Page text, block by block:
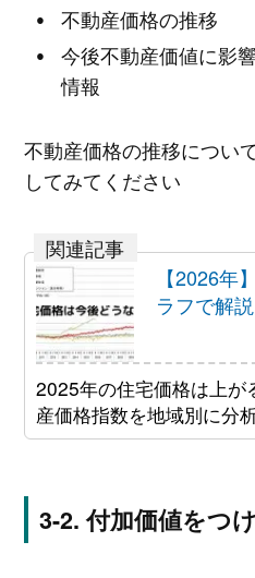
不動産価格の推移
今後不動産価値に影
情報
不動産価格の推移につい
してみてください
【2026年
ラフで解
2025年の住宅価格は上が
産価格指数を地域別に
付加価値をつ